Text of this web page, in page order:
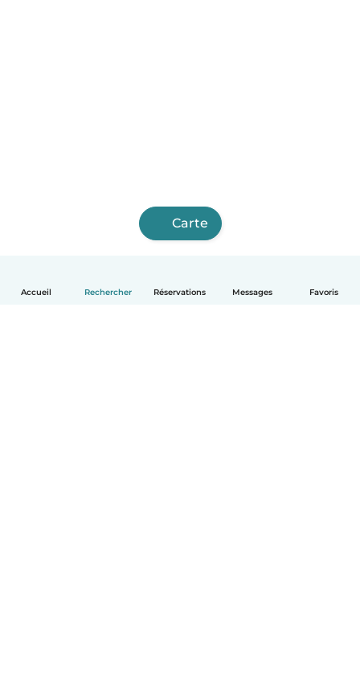
Accueil Rechercher Réservations Messages Favoris
Carte